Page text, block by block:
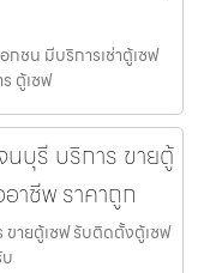
ชน มีบริการเช่าตู้เซฟ
ตู้เซฟ
บุรี บริการ ขายตู้
าชีพ ราคาถูก
ายตู้เซฟ รับติดตั้งตู้เซฟ